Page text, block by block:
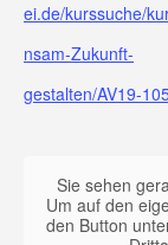
ei.de/kurssuche/
nsam-Zukunft-
gestalten/AV19-
Sie sehen
Um auf den
den Button